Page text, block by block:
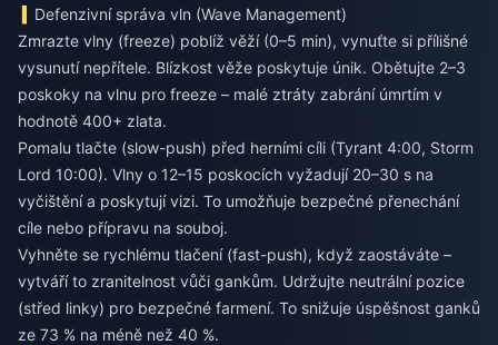
Defenzivní správa vln (Wave Management)
Zmrazte vlny (freeze) poblíž věží (0–5 min), vynuťte si přílišné
vysunutí nepřítele. Blízkost věže poskytuje únik. Obětujte 2–3
poskoky na vlnu pro freeze – malé ztráty zabrání úmrtím v
hodnotě 400+ zlata.
Pomalu tlačte (slow-push) před herními cíli (Tyrant 4:00, Storm
Lord 10:00). Vlny o 12–15 poskocích vyžadují 20–30 s na
vyčištění a poskytují vizi. To umožňuje bezpečné přenechání
cíle nebo přípravu na souboj.
Vyhněte se rychlému tlačení (fast-push), když zaostáváte –
vytváří to zranitelnost vůči gankům. Udržujte neutrální pozice
(střed linky) pro bezpečné farmení. To snižuje úspěšnost ganků
ze 73 % na méně než 40 %.